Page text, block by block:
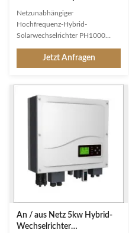
Off Grid Wechselrichter
Netzunabhängiger
Hochfrequenz-Hybrid-
Solarwechselrichter PH1000
flexibler und intelligenter
Energiespeicher-
Spannungsbereich.Kombination
Solarwechselrichter kann alle
Arten von ...
Jetzt Anfragen
An / aus Netz 5kw Hybrid-
Wechselrichter